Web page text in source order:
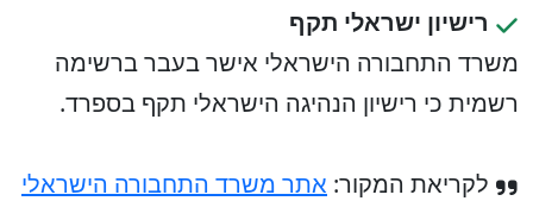
רישיון ישראלי תקף
משרד התחבורה הישראלי אישר בעבר ברשימה
רשמית כי רישיון הנהיגה הישראלי תקף בספרד.
לקריאת המקור: אתר משרד התחבורה הישראלי